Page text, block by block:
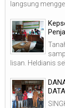
langsung
lisan. Heldianis